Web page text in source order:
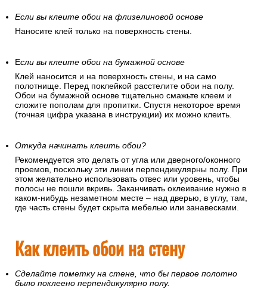
Если вы клеите обои на флизелиновой основе
Наносите клей только на поверхность стены.
Если вы клеите обои на бумажной основе
Клей наносится и на поверхность стены, и на само
полотнище. Перед поклейкой расстелите обои на полу.
Обои на бумажной основе тщательно смажьте клеем и
сложите пополам для пропитки. Спустя некоторое время
(точная цифра указана в инструкции) их можно клеить.
Откуда начинать клеить обои?
Рекомендуется это делать от угла или дверного/оконного
проемов, поскольку эти линии перпендикулярны полу. При
этом желательно использовать отвес или уровень, чтобы
полосы не пошли вкривь. Заканчивать оклеивание нужно в
каком-нибудь незаметном месте – над дверью, в углу, там,
где часть стены будет скрыта мебелью или занавесками.
Как клеить обои на стену
Сделайте пометку на стене, что бы первое полотно
было поклеено перпендикулярно полу.